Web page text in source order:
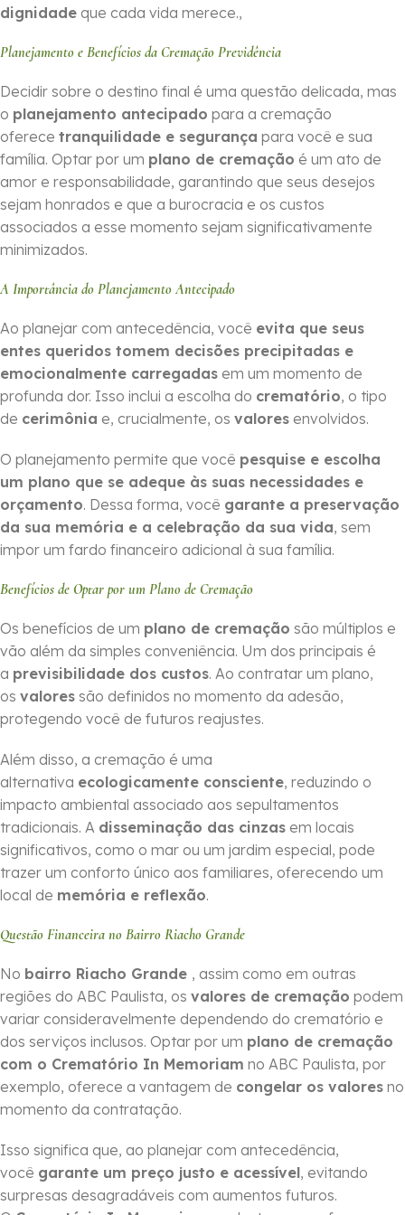
dignidade que cada vida merece.,
Planejamento e Benefícios da Cremação Previdência
Decidir sobre o destino final é uma questão delicada, mas
o planejamento antecipado para a cremação
oferece tranquilidade e segurança para você e sua
família. Optar por um plano de cremação é um ato de
amor e responsabilidade, garantindo que seus desejos
sejam honrados e que a burocracia e os custos
associados a esse momento sejam significativamente
minimizados.
A Importância do Planejamento Antecipado
Ao planejar com antecedência, você evita que seus
entes queridos tomem decisões precipitadas e
emocionalmente carregadas em um momento de
profunda dor. Isso inclui a escolha do crematório, o tipo
de cerimônia e, crucialmente, os valores envolvidos.
O planejamento permite que você pesquise e escolha
um plano que se adeque às suas necessidades e
orçamento. Dessa forma, você garante a preservação
da sua memória e a celebração da sua vida, sem
impor um fardo financeiro adicional à sua família.
Benefícios de Optar por um Plano de Cremação
Os benefícios de um plano de cremação são múltiplos e
vão além da simples conveniência. Um dos principais é
a previsibilidade dos custos. Ao contratar um plano,
os valores são definidos no momento da adesão,
protegendo você de futuros reajustes.
Além disso, a cremação é uma
alternativa ecologicamente consciente, reduzindo o
impacto ambiental associado aos sepultamentos
tradicionais. A disseminação das cinzas em locais
significativos, como o mar ou um jardim especial, pode
trazer um conforto único aos familiares, oferecendo um
local de memória e reflexão.
Questão Financeira no Bairro Riacho Grande
No bairro Riacho Grande , assim como em outras
regiões do ABC Paulista, os valores de cremação podem
variar consideravelmente dependendo do crematório e
dos serviços inclusos. Optar por um plano de cremação
com o Crematório In Memoriam no ABC Paulista, por
exemplo, oferece a vantagem de congelar os valores no
momento da contratação.
Isso significa que, ao planejar com antecedência,
você garante um preço justo e acessível, evitando
surpresas desagradáveis com aumentos futuros.